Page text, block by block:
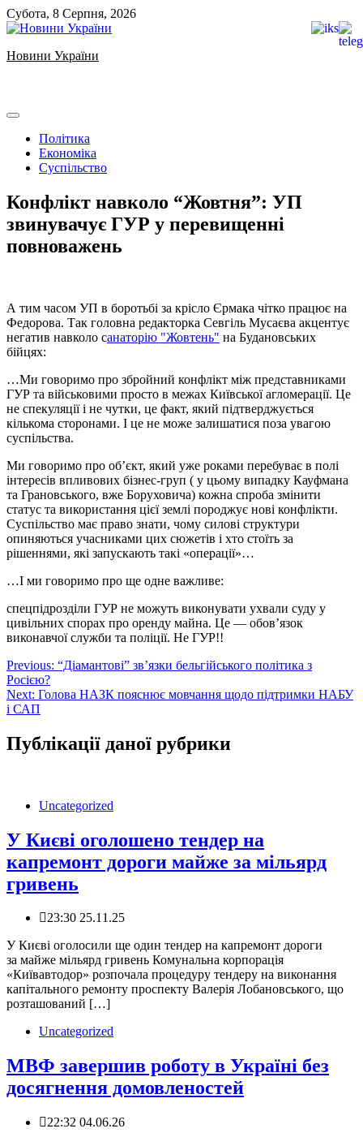
Skip
to
Субота, 8 Серпня, 2026
Новини України
Політика
Економіка
Суспільство
Конфлікт навколо “Жовтня”: УП
звинувачує ГУР у перевищенні
повноважень
А тим часом УП в боротьбі за крісло Єрмака чітко працює на
Федорова. Так головна редакторка Севгіль Мусаєва акцентує
негатив навколо санаторію "Жовтень" на Будановських
бійцях:
…Ми говоримо про збройний конфлікт між представниками
ГУР та військовими просто в межах Київської агломерації. Це
не спекуляції і не чутки, це факт, який підтверджується
кількома сторонами. І це не може залишатися поза увагою
суспільства.
Ми говоримо про об’єкт, який уже роками перебуває в полі
інтересів впливових бізнес-груп ( у цьому випадку Кауфмана
та Грановського, вже Боруховича) кожна спроба змінити
статус та використання цієї землі породжує нові конфлікти.
Суспільство має право знати, чому силові структури
опиняються учасниками цих сюжетів і хто стоїть за
рішеннями, які запускають такі «операції»…
…І ми говоримо про ще одне важливе:
спецпідрозділи ГУР не можуть виконувати ухвали суду у
цивільних спорах про оренду майна. Це — обов’язок
виконавчої служби та поліції. Не ГУР!!
Навігація
записів
Previous: “Діамантові” зв’язки бельгійського політика з
Росією?
Next: Голова НАЗК пояснює мовчання щодо підтримки НАБУ
і САП
Публікації даної рубрики
Uncategorized
У Києві оголошено тендер на
капремонт дороги майже за мільярд
гривень
23:30 25.11.25
У Києві оголосили ще один тендер на капремонт дороги
за майже мільярд гривень Комунальна корпорація
«Київавтодор» розпочала процедуру тендеру на виконання
капітального ремонту проспекту Валерія Лобановського, що
розташований […]
Uncategorized
МВФ завершив роботу в Україні без
досягнення домовленостей
22:32 04.06.26